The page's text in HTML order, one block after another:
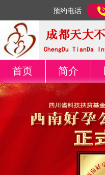
预约电话
首页 简介